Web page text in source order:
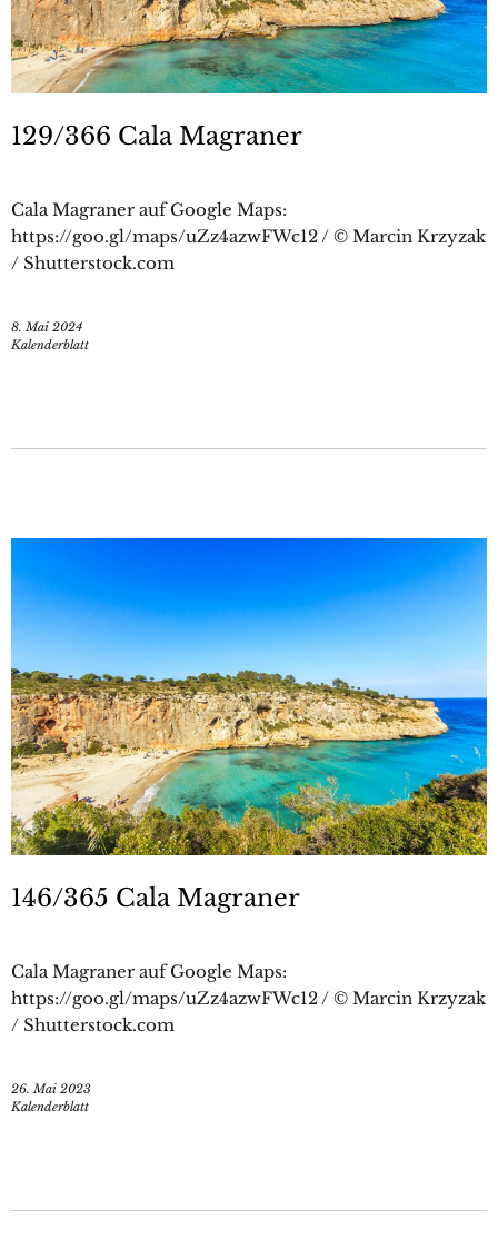
129/366 Cala Magraner
Cala Magraner auf Google Maps:
https://goo.gl/maps/uZz4azwFWc12 / © Marcin Krzyzak
/ Shutterstock.com
8. Mai 2024
Kalenderblatt
146/365 Cala Magraner
Cala Magraner auf Google Maps:
https://goo.gl/maps/uZz4azwFWc12 / © Marcin Krzyzak
/ Shutterstock.com
26. Mai 2023
Kalenderblatt